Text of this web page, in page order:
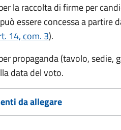
la raccolta di firme per
essere concessa a partire
14, com. 3).
propaganda (tavolo, sedie,
data del voto.
da allegare